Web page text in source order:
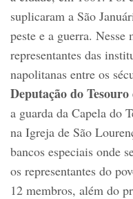
suplicaram a São
peste e a guerra. Nesse
representantes das
napolitanas entre os
Deputação do Tesouro
a guarda da Capela do
na Igreja de São
bancos especiais onde
os representantes do
12 membros, além do